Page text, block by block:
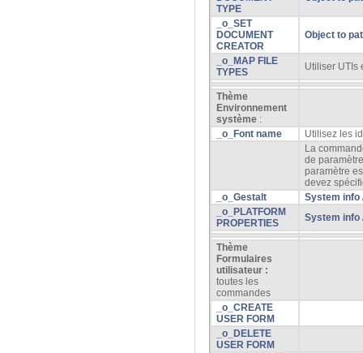
TYPE
_o_SET
DOCUMENT
CREATOR
Object to
_o_MAP FILE
TYPES
Utiliser UTIs
Thème
Environnement
système :
_o_Font name
Utilisez les
La
de
paramètre
devez
_o_Gestalt
System info
_o_PLATFORM
PROPERTIES
System info
Thème
Formulaires
utilisateur :
toutes les
commandes
_o_CREATE
USER FORM
_o_DELETE
USER FORM